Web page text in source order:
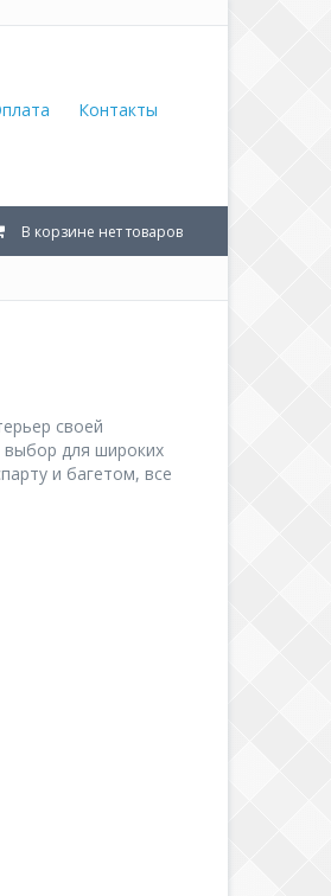
Контакты
В корзине нет товаров
своей
выбор для широких
и багетом, все